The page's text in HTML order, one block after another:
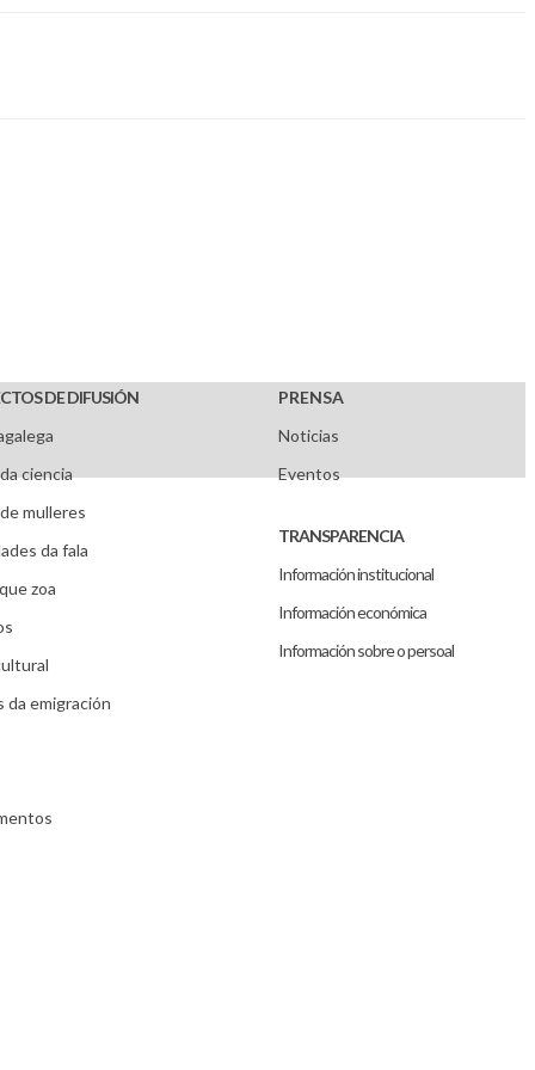
DE DIFUSIÓN
ciencia
mulleres
da fala
zoa
da emigración
PRENSA
Noticias
Eventos
TRANSPARENCIA
Información institucional
Información económica
Información sobre o persoal